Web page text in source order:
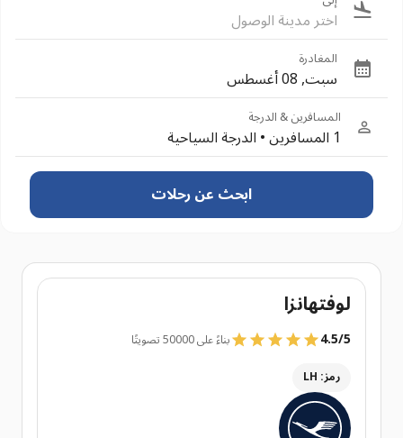
اختر مدينة الوصول
المغادرة
سبت, 08 أغسطس
المسافرين & الدرجة
1 المسافرين •الدرجة السياحية
ابحث عن رحلات
لوفتهانزا
4.5/5
بناءً على 50000 تصويتًا
رمز: LH